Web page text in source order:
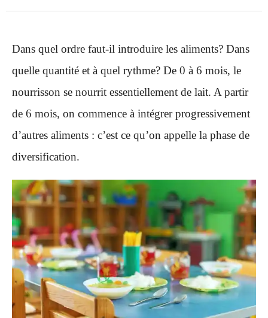
Dans quel ordre faut-il introduire les aliments? Dans
quelle quantité et à quel rythme? De 0 à 6 mois, le
nourrisson se nourrit essentiellement de lait. A partir
de 6 mois, on commence à intégrer progressivement
d’autres aliments : c’est ce qu’on appelle la phase de
diversification.